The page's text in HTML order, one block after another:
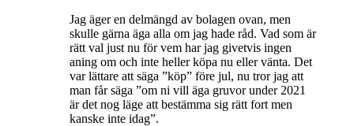
Jag äger en delmängd av bolagen ovan, men
skulle gärna äga alla om jag hade råd. Vad som är
rätt val just nu för vem har jag givetvis ingen
aning om och inte heller köpa nu eller vänta. Det
var lättare att säga ”köp” före jul, nu tror jag att
man får säga ”om ni vill äga gruvor under 2021
är det nog läge att bestämma sig rätt fort men
kanske inte idag”.